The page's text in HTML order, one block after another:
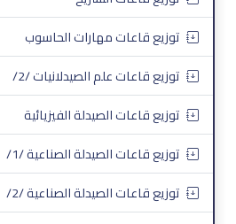
توزيع قاعات مهارات الحاسوب
توزيع قاعات علم الصيدلانيات /2/
توزيع قاعات الصيدلة الفيزيائية
توزيع قاعات الصيدلة الصناعية /1/
توزيع قاعات الصيدلة الصناعية /2/